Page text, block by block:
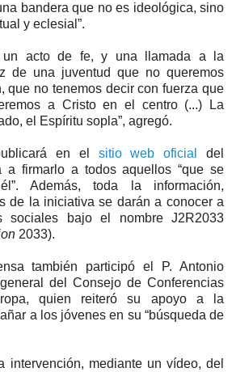
bandera que no es ideológica, sino
y eclesial”.
un acto de fe, y una llamada a la
de una juventud que no queremos
que no tenemos decir con fuerza que
a Cristo en el centro (...) La
el Espíritu sopla”, agregó.
en el sitio web oficialdel
a firmarlo a todos aquellos “que se
Además, toda la información,
de la iniciativa se darán a conocer a
sociales bajo el nombre J2R2033
2033).
también participó el P. Antonio
del Consejo de Conferencias
quien reiteró su apoyo a la
a los jóvenes en su “búsqueda de
intervención, mediante un vídeo, del